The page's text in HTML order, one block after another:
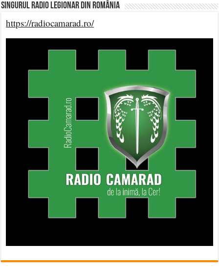
Singurul Radio Legionar din România
https://radiocamarad.ro/